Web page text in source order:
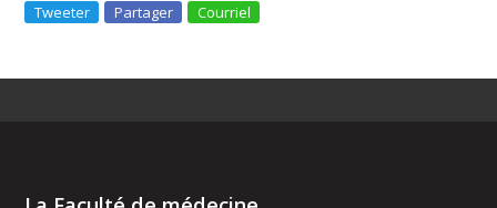
Tweeter Partager Courriel